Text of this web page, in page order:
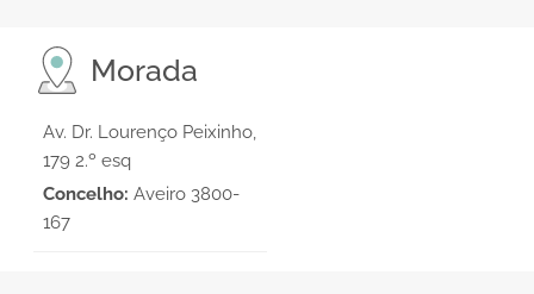
Morada
Av. Dr. Lourenço Peixinho,
179 2.º esq
Concelho: Aveiro 3800-
167